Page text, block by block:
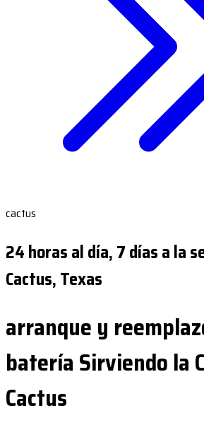
cactus
24 horas al día, 7 días a la
Cactus, Texas
arranque y
batería Sirviendo la
Cactus